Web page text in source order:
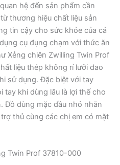
hệ đến sản phẩm cần
thương hiệu chất liệu sản
tin cậy cho sức khỏe của cả
cụ đụng chạm với thức ăn
Xẻng chiên Zwilling Twin Prof
liệu thép không rỉ lưỡi dao
sử dụng. Đặc biệt với tay
khi dùng lâu là lợi thế cho
Đồ dùng mặc dầu nhỏ nhắn
thủ cùng các chị em có mặt